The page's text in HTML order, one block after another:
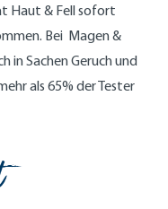
Haut & Fell sofort
Bei Magen &
in Sachen Geruch und
als 65% der Tester